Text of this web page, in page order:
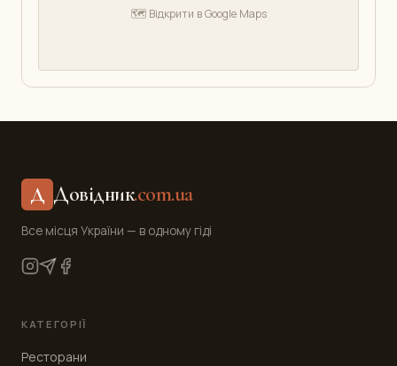
🗺️ Відкрити в Google Maps
Д Довідник.com.ua
Все місця України — в одному гіді
КАТЕГОРІЇ
Ресторани